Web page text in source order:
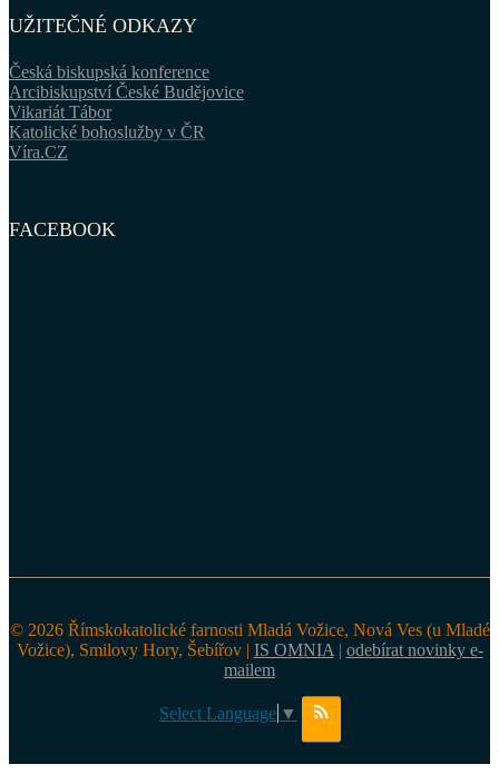
UŽITEČNÉ ODKAZY
Česká biskupská konference
Arcibiskupství České Budějovice
Vikariát Tábor
Katolické bohoslužby v ČR
Víra.CZ
FACEBOOK
© 2026 Římskokatolické farnosti Mladá Vožice, Nová Ves (u Mladé
Vožice), Smilovy Hory, Šebířov | IS OMNIA | odebírat novinky e-
mailem
Select Language ▼